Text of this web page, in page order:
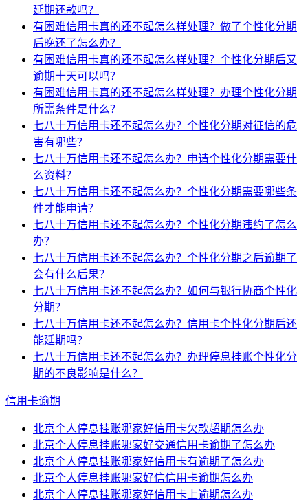
延期还款吗？
有困难信用卡真的还不起怎么样处理？做了个性化分期
后晚还了怎么办？
有困难信用卡真的还不起怎么样处理？个性化分期后又
逾期十天可以吗？
有困难信用卡真的还不起怎么样处理？办理个性化分期
所需条件是什么？
七八十万信用卡还不起怎么办？个性化分期对征信的危
害有哪些？
七八十万信用卡还不起怎么办？申请个性化分期需要什
么资料？
七八十万信用卡还不起怎么办？个性化分期需要哪些条
件才能申请？
七八十万信用卡还不起怎么办？个性化分期违约了怎么
办？
七八十万信用卡还不起怎么办？个性化分期之后逾期了
会有什么后果？
七八十万信用卡还不起怎么办？如何与银行协商个性化
分期？
七八十万信用卡还不起怎么办？信用卡个性化分期后还
能延期吗？
七八十万信用卡还不起怎么办？办理停息挂账个性化分
期的不良影响是什么？
信用卡逾期
北京个人停息挂账哪家好信用卡欠款超期怎么办
北京个人停息挂账哪家好交通信用卡逾期了怎么办
北京个人停息挂账哪家好信用卡有逾期了怎么办
北京个人停息挂账哪家好信信用卡逾期怎么办
北京个人停息挂账哪家好信用卡上逾期怎么办